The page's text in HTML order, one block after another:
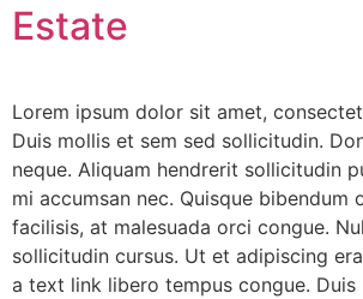
Estate
Lorem ipsum dolor sit amet,
Duis mollis et sem sed sollicitudin.
neque. Aliquam hendrerit sollicitudin
mi accumsan nec. Quisque bibendum
facilisis, at malesuada orci congue.
sollicitudin cursus. Ut et adipiscing
a text link libero tempus congue.